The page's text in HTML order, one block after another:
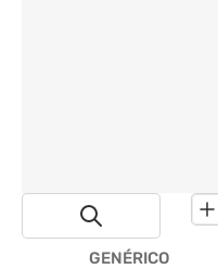
Proveedor:
GENÉRICO